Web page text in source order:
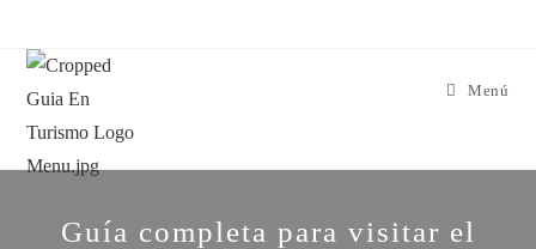
Menú
Guía completa para visitar el